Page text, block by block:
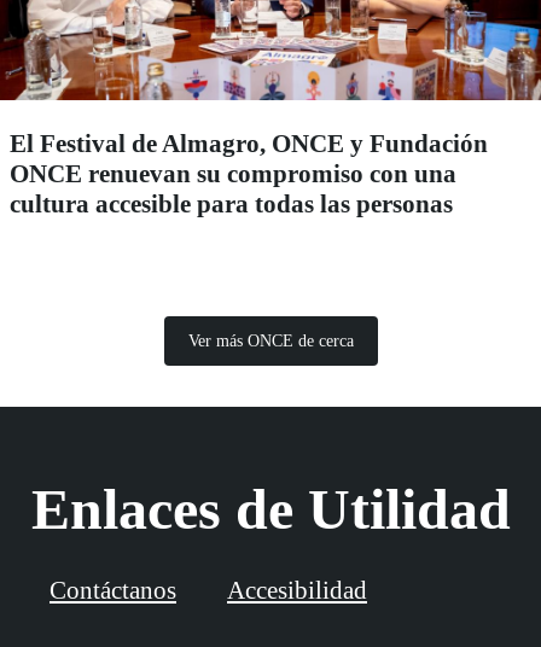
El Festival de Almagro, ONCE y Fundación
ONCE renuevan su compromiso con una
cultura accesible para todas las personas
Ver más ONCE de cerca
Enlaces de Utilidad
Contáctanos Accesibilidad